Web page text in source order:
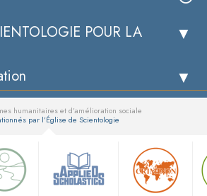
POUR LA
humanitaires et d’amélioration sociale
par l’Église de Scientologie